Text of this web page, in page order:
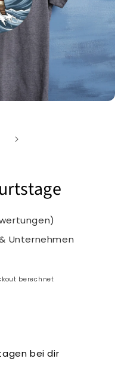
Unternehmen
berechnet
bei dir